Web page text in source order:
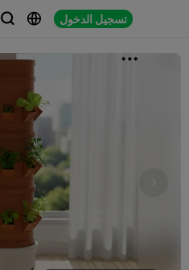
  تسجيل الدخول